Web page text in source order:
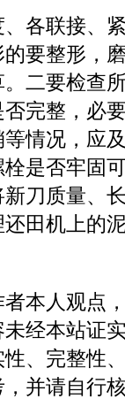
联接、紧
要整形，
二要检查
完整，必
情况，应
是否牢固
刀质量、
田机上的
本人观点
经本站证
、完整性
并请自行